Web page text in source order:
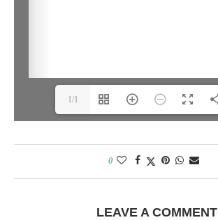
1/1
0
LEAVE A COMMENT